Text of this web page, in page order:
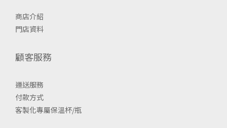
商店介紹
門店資料
顧客服務
運送服務
付款方式
客製化專屬保溫杯/瓶